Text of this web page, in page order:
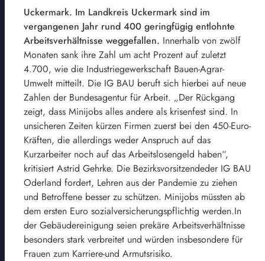
Uckermark. Im Landkreis Uckermark sind im
vergangenen Jahr rund 400 geringfügig entlohnte
Arbeitsverhältnisse weggefallen. Innerhalb von zwölf
Monaten sank ihre Zahl um acht Prozent auf zuletzt
4.700, wie die Industriegewerkschaft Bauen-Agrar-
Umwelt mitteilt. Die IG BAU beruft sich hierbei auf neue
Zahlen der Bundesagentur für Arbeit. „Der Rückgang
zeigt, dass Minijobs alles andere als krisenfest sind. In
unsicheren Zeiten kürzen Firmen zuerst bei den 450-Euro-
Kräften, die allerdings weder Anspruch auf das
Kurzarbeiter noch auf das Arbeitslosengeld haben“,
kritisiert Astrid Gehrke. Die Bezirksvorsitzendeder IG BAU
Oderland fordert, Lehren aus der Pandemie zu ziehen
und Betroffene besser zu schützen. Minijobs müssten ab
dem ersten Euro sozialversicherungspflichtig werden.In
der Gebäudereinigung seien prekäre Arbeitsverhältnisse
besonders stark verbreitet und würden insbesondere für
Frauen zum Karriere-und Armutsrisiko.